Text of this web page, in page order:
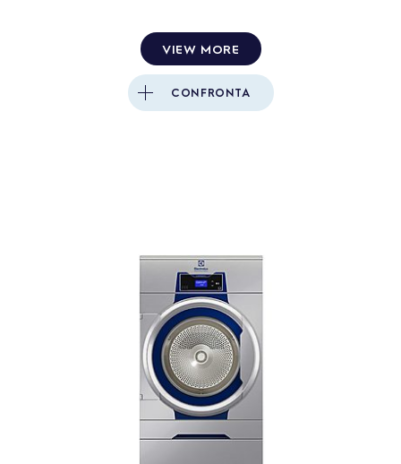
VIEW MORE
CONFRONTA